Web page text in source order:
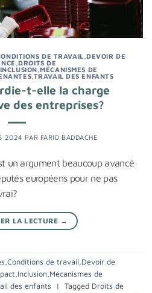
DE TRAVAIL ,DEVOIR DE
,DROITS DE
INCLUSION ,MÉCANISMES DE
TRAVAIL DES ENFANTS
t-elle la charge
des entreprises?
2024 PAR FARID BADDACHE
un argument beaucoup avancé
européens pour ne pas
LA LECTURE →
,Conditions de travail,Devoir de
,Inclusion,Mécanismes de
des enfants | Tagged Droits de